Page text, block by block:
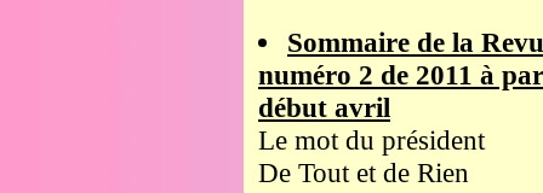
Sommaire de la
numéro 2 de 2011 à
début avril
Le mot du président
De Tout et de Rien